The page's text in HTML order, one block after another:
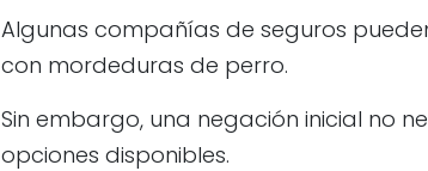
Algunas compañías de seguros
con mordeduras de perro.
Sin embargo, una negación inicial no
opciones disponibles.